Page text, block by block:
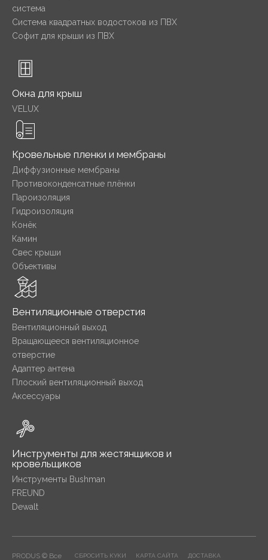
система
Система квадратных водостоков из ПВХ
Софит для крыши из ПВХ
Окна для крыш
VELUX
Кровельные пленки и мембраны
Диффузионные мембраны
Противоконденсатные плёнки
Пароизоляция
Гидроизоляция
Конёк
Камин
Свес крыши
Объективы
Вентиляционные отверстия
Вентиляционный выход
Вращающееся вентиляционное
отверстие
Адаптер антена
Плоский вентиляционный выход
Аксессуары
Инструменты для жестянщиков и
кровельщиков
Инструменты Bushman
FREUND
Dewalt
PRODUS © Все
СБРОСИТЬ КУКИ КАРТА САЙТА ДОСТАВКА